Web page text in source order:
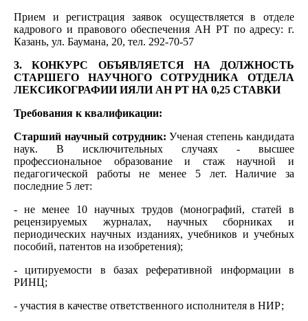
Прием и регистрация заявок осуществляется в отделе
кадрового и правового обеспечения АН РТ по адресу: г.
Казань, ул. Баумана, 20, тел. 292-70-57
3. КОНКУРС ОБЪЯВЛЯЕТСЯ НА ДОЛЖНОСТЬ
СТАРШЕГО НАУЧНОГО СОТРУДНИКА ОТДЕЛА
ЛЕКСИКОГРАФИИ ИЯЛИ АН РТ НА 0,25 СТАВКИ
Требования к квалификации:
Старший научный сотрудник: Ученая степень кандидата
наук. В исключительных случаях - высшее
профессиональное образование и стаж научной и
педагогической работы не менее 5 лет. Наличие за
последние 5 лет:
- не менее 10 научных трудов (монографий, статей в
рецензируемых журналах, научных сборниках и
периодических научных изданиях, учебников и учебных
пособий, патентов на изобретения);
- цитируемости в базах реферативной информации в
РИНЦ;
- участия в качестве ответственного исполнителя в НИР;